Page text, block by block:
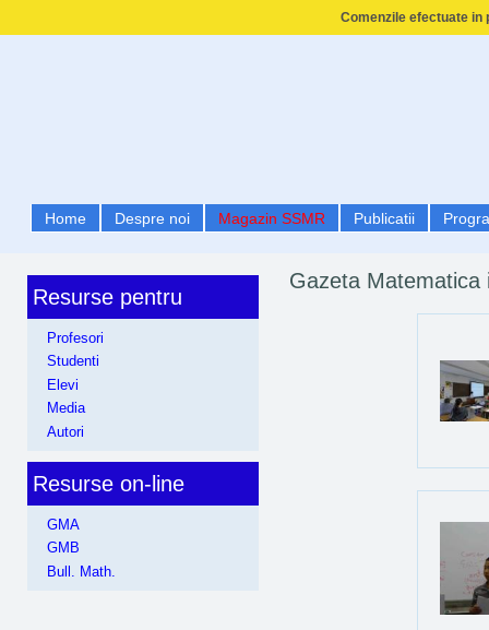
Comenzile efectuate in
Home Despre noi Magazin SSMR Publicatii
Gazeta Matematica
Resurse pentru
Profesori
Studenti
Elevi
Media
Autori
Resurse on-line
GMA
GMB
Bull. Math.